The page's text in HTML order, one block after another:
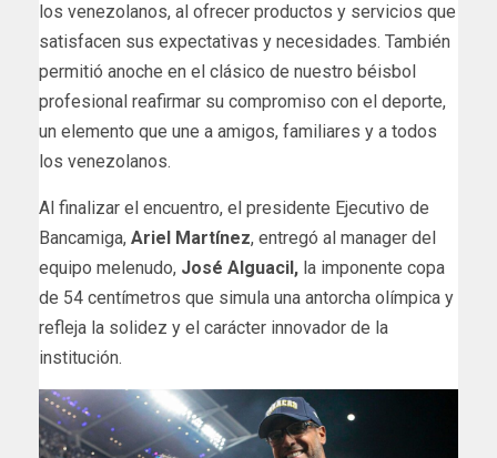
los venezolanos, al ofrecer productos y servicios que
satisfacen sus expectativas y necesidades. También
permitió anoche en el clásico de nuestro béisbol
profesional reafirmar su compromiso con el deporte,
un elemento que une a amigos, familiares y a todos
los venezolanos.
Al finalizar el encuentro, el presidente Ejecutivo de
Bancamiga, Ariel Martínez, entregó al manager del
equipo melenudo, José Alguacil, la imponente copa
de 54 centímetros que simula una antorcha olímpica y
refleja la solidez y el carácter innovador de la
institución.